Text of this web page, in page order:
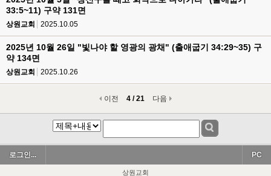
33:5~11) 구약 131면
상원교회 2025.10.05
2025년 10월 26일 "빛나야 할 영광의 광채" (출애굽기 34:29~35) 구
약 134면
상원교회 2025.10.26
이전 4 / 21 다음
로그인... PC
상원교회